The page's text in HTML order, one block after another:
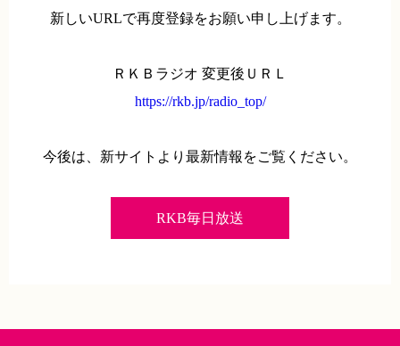
新しいURLで再度登録をお願い申し上げます。
ＲＫＢラジオ 変更後ＵＲＬ
https://rkb.jp/radio_top/
今後は、新サイトより最新情報をご覧ください。
RKB毎日放送